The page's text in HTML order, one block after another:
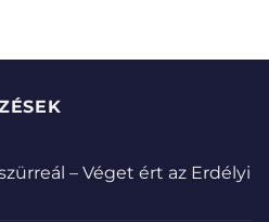
– Véget ért az Erdélyi